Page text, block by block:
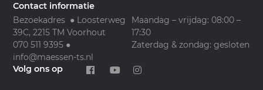
Contact informatie
Bezoekadres ● Loosterweg
39C, 2215 TM Voorhout
070 511 9395 ●
info@maessen-ts.nl
Maandag – vrijdag: 08:00 –
17:30
Zaterdag & zondag: gesloten
Volg ons op